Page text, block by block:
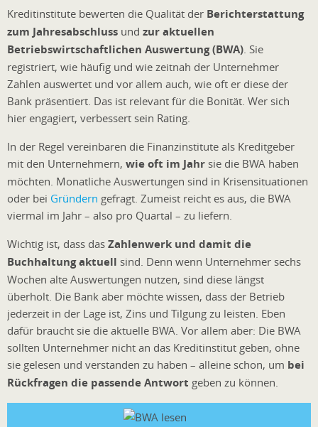
Kreditinstitute bewerten die Qualität der Berichterstattung
zum Jahresabschluss und zur aktuellen
Betriebswirtschaftlichen Auswertung (BWA) . Sie
registriert, wie häufig und wie zeitnah der Unternehmer
Zahlen auswertet und vor allem auch, wie oft er diese der
Bank präsentiert. Das ist relevant für die Bonität. Wer sich
hier engagiert, verbessert sein Rating.
In der Regel vereinbaren die Finanzinstitute als Kreditgeber
mit den Unternehmern, wie oft im Jahr sie die BWA haben
möchten. Monatliche Auswertungen sind in Krisensituationen
oder bei Gründern gefragt. Zumeist reicht es aus, die BWA
viermal im Jahr – also pro Quartal – zu liefern.
Wichtig ist, dass das Zahlenwerk und damit die
Buchhaltung aktuell sind. Denn wenn Unternehmer sechs
Wochen alte Auswertungen nutzen, sind diese längst
überholt. Die Bank aber möchte wissen, dass der Betrieb
jederzeit in der Lage ist, Zins und Tilgung zu leisten. Eben
dafür braucht sie die aktuelle BWA. Vor allem aber: Die BWA
sollten Unternehmer nicht an das Kreditinstitut geben, ohne
sie gelesen und verstanden zu haben – alleine schon, um bei
Rückfragen die passende Antwort geben zu können.